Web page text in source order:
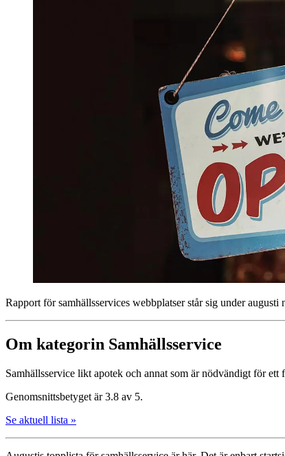
Rapport för samhälls­services webbplatser står sig under
Om kategorin Samhälls­service
Samhälls­service likt apotek och annat som är nödvändigt för ett
Genomsnittsbetyget är 3.8 av 5.
Se aktuell lista »